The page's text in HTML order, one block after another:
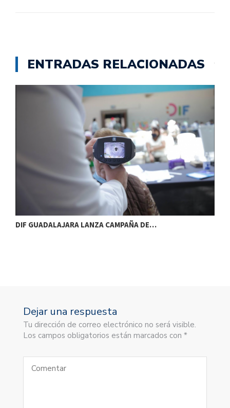
ENTRADAS RELACIONADAS
DIF GUADALAJARA LANZA CAMPAÑA DE…
Dejar una respuesta
Tu dirección de correo electrónico no será visible.
Los campos obligatorios están marcados con *